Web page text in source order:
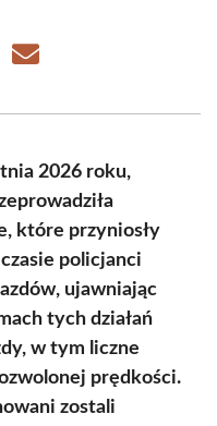
Share
2026 roku,
które przyniosły
policjanci
ujawniając
tych działań
w tym liczne
prędkości.
zostali